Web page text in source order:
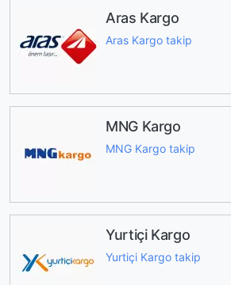
Aras Kargo
Aras Kargo takip
MNG Kargo
MNG Kargo takip
Yurtiçi Kargo
Yurtiçi Kargo takip